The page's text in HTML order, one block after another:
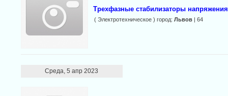
Трехфазные стабилизаторы
( Электротехническое ) город: Львов| 64
Среда, 5 апр 2023